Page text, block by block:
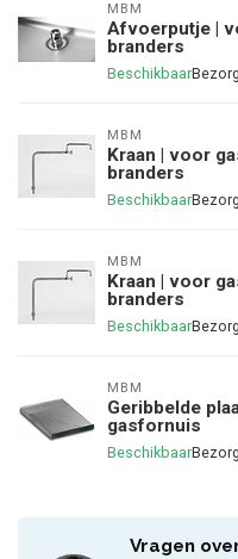
MBM
Afvoerputje |
branders
Beschikbaar
MBM
Kraan | voor
branders
Beschikbaar
MBM
Kraan | voor
branders
Beschikbaar
MBM
Geribbelde
gasfornuis
Beschikbaar
Vragen